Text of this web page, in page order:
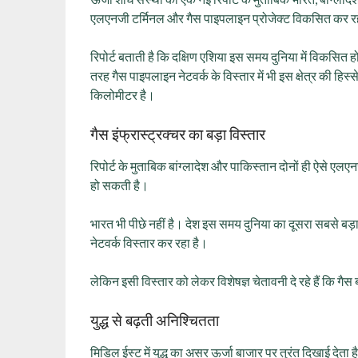
एलएनजी टर्मिनल और गैस पाइपलाइन प्रोजेक्ट विकसित कर
रिपोर्ट बताती है कि दक्षिण एशिया इस समय दुनिया में
तरह गैस पाइपलाइन नेटवर्क के विस्तार में भी इस क्षेत्र की
किलोमीटर है।
गैस इंफ्रास्ट्रक्चर का बड़ा विस्तार
रिपोर्ट के मुताबिक बांग्लादेश और पाकिस्तान दोनों ही ऐसे
हो सकती है।
भारत भी पीछे नहीं है। देश इस समय दुनिया का दूसरा सबसे
नेटवर्क विस्तार कर रहा है।
लेकिन इसी विस्तार को लेकर विशेषज्ञ चेतावनी दे रहे हैं कि
युद्ध से बढ़ती अनिश्चितता
मिडिल ईस्ट में युद्ध का असर ऊर्जा बाजार पर तुरंत दिखाई